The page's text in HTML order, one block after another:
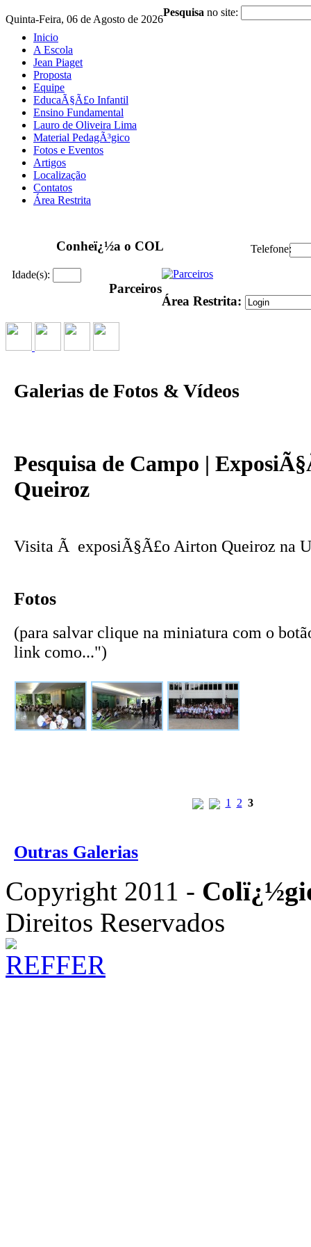
Quinta-Feira, 06 de Agosto de 2026
Pesquisa no site:
Inicio
A Escola
Jean Piaget
Proposta
Equipe
EducaÃ§Ã£o Infantil
Ensino Fundamental
Lauro de Oliveira Lima
Material PedagÃ³gico
Fotos e Eventos
Artigos
Localização
Contatos
Área Restrita
Conheï¿½a o COL Telefone:
Idade(s):
Parceiros
Área Restrita:
Galerias de Fotos & Vídeos
Pesquisa de Campo |
Queiroz
Visita Ã exposiÃ§Ã£o Airton Queiroz na
Fotos
(para salvar clique na miniatura com o
link como...")
1 2 3
Outras Galerias
Copyright 2011 -
Direitos Reservados